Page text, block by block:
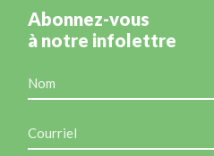
Abonnez-vous
à notre infolettre